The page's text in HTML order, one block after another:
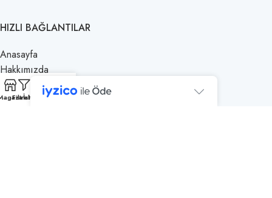
HIZLI BAĞLANTILAR
Anasayfa
Hakkımızda
Mağaza
Satış Noktalarımız
Filtrelerİstek ListesiSepetHesabım